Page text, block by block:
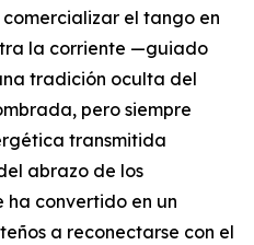
el tango en
la corriente —guiado
tradición oculta del
pero siempre
transmitida
abrazo de los
ha convertido en un
a reconectarse con el